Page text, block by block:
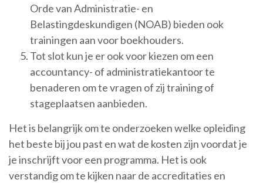
Orde van Administratie- en
Belastingdeskundigen (NOAB) bieden ook
trainingen aan voor boekhouders.
Tot slot kun je er ook voor kiezen om een
accountancy- of administratiekantoor te
benaderen om te vragen of zij training of
stageplaatsen aanbieden.
Het is belangrijk om te onderzoeken welke opleiding
het beste bij jou past en wat de kosten zijn voordat je
je inschrijft voor een programma. Het is ook
verstandig om te kijken naar de accreditaties en